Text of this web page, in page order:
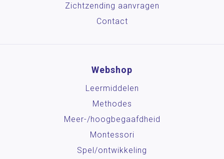
Zichtzending aanvragen
Contact
Webshop
Leermiddelen
Methodes
Meer-/hoog­begaafdheid
Montessori
Spel/ontwikkeling